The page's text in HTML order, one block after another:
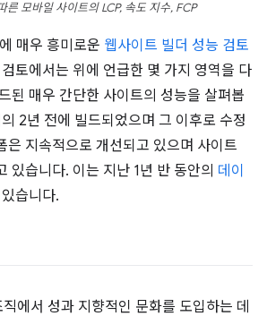
른 모바일 사이트의 LCP, 속도 지수, FCP
매우 흥미로운 웹사이트 빌더 성능 검토
토에서는 위에 언급한 몇 가지 영역을 다
된 매우 간단한 사이트의 성능을 살펴봅
2년 전에 빌드되었으며 그 이후로 수정
은 지속적으로 개선되고 있으며 사이트
있습니다. 이는 지난 1년 반 동안의 데이
습니다.
에서 성과 지향적인 문화를 도입하는 데